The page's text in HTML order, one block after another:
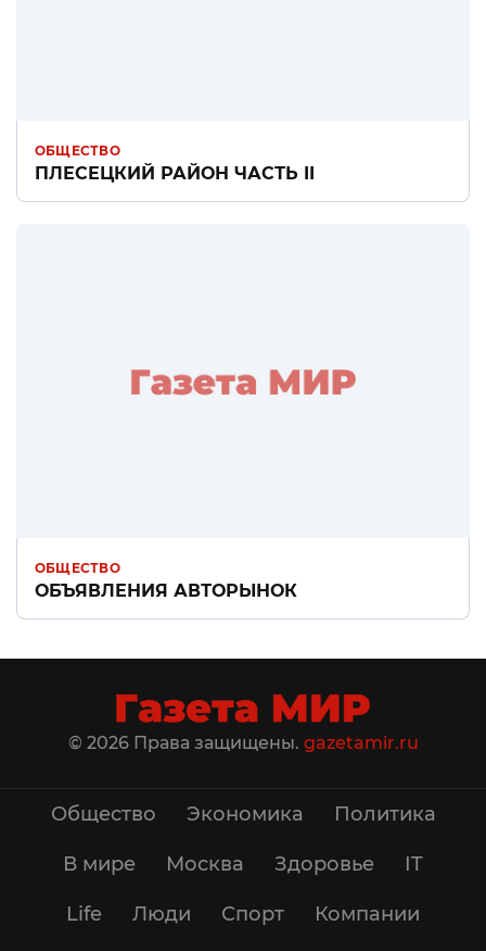
ОБЩЕСТВО
ПЛЕСЕЦКИЙ РАЙОН ЧАСТЬ II
ОБЩЕСТВО
ОБЪЯВЛЕНИЯ АВТОРЫНОК
© 2026 Права защищены. gazetamir.ru
Общество Экономика Политика
В мире Москва Здоровье IT
Life Люди Спорт Компании